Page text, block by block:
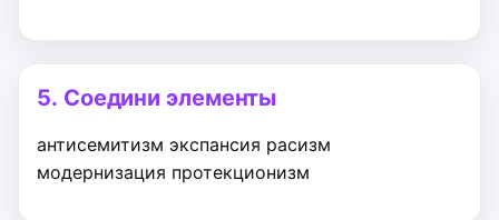
5. Соедини элементы
антисемитизм экспансия расизм
модернизация протекционизм